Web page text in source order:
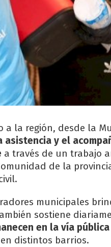
la región, desde la
asistencia y el
a través de un trabajo
de la
municipales
sostiene
en la vía
distintos barrios.